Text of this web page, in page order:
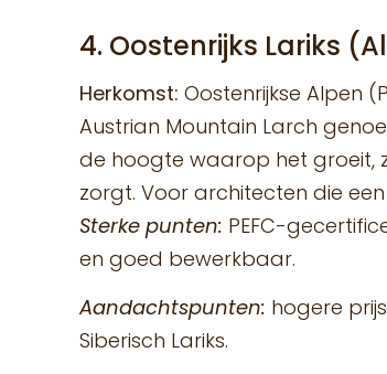
4. Oostenrijks Lariks
Herkomst: Oostenrijkse Alpen
Austrian Mountain Larch
de hoogte waarop het groeit,
zorgt. Voor architecten die
Sterke punten: PEFC-
en goed bewerkbaar.
Aandachtspunten: hogere
Siberisch Lariks.